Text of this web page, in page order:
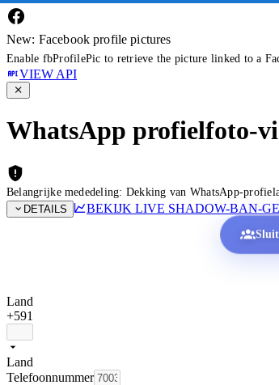
New: Facebook profile pictures
Enable fbProfilePic to retrieve the picture linked to a
VIEW API
WhatsApp profielfoto-
Belangrijke mededeling: Dekking van WhatsApp-
DETAILS
BEKIJK LIVE SHADOW-BAN-
Land
+591
Land
Telefoonnummer